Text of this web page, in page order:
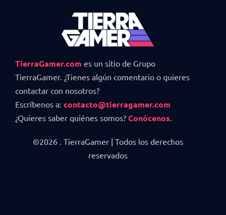
TierraGamer.com es un sitio de Grupo
TierraGamer. ¿Tienes algún comentario o quieres
contactar con nosotros?
Escríbenos a: contacto@tierragamer.com
¿Quieres saber quiénes somos? Conócenos
©2026 . TierraGamer | Todos los derechos
reservados